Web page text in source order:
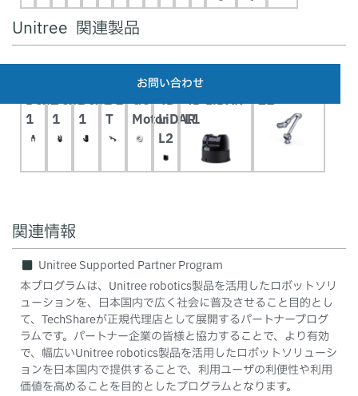
Unitree 関連製品
Dex1-
1
Dex3-
1
Dex5-
1
D1-
T
GO
Motor
4D
LiDAR
L2
4D LiDAR
L1
Z1
関連情報
Unitree Supported Partner Program
本プログラムは、Unitree robotics製品を活用したロボットソリ
ューションを、日本国内で広く社会に普及させること目的とし
て、TechShareが正規代理店として展開するパートナープログ
ラムです。パートナー企業の皆様と協力することで、より有効
で、幅広いUnitree robotics製品を活用したロボットソリューシ
ョンを日本国内で提供することで、利用ユーザの利便性や利用
価値を高めることを目的としたプログラムとなります。
お問い合わせ